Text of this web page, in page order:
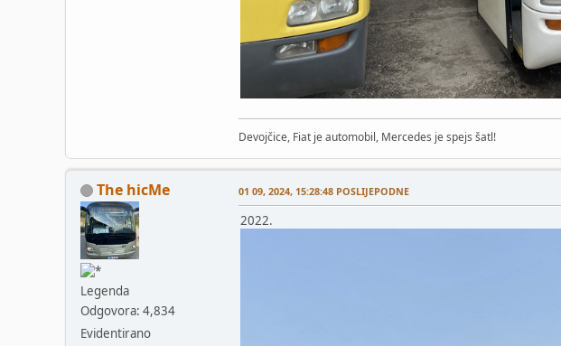
Devojčice, Fiat je automobil, Mercedes je spejs šatl!
The hicMe
Legenda
Odgovora: 4,834
Evidentirano
01 09, 2024, 15:28:48 POSLIJEPODNE
2022.